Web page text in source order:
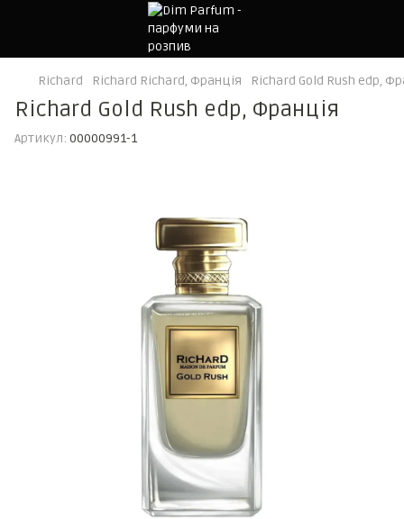
Richard Richard Richard, Франція Richard Gold Rush edp,
Richard Gold Rush edp, Франція
Артикул: 00000991-1